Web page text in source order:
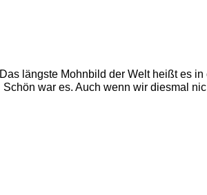
Das längste Mohnbild der Welt heißt es
Schön war es. Auch wenn wir diesmal